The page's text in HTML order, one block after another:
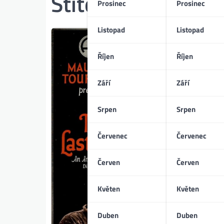
Prosinec
Listopad
Říjen
Září
Srpen
Červenec
Červen
Květen
Duben
Prosinec
Listopad
Říjen
Září
Srpen
Červenec
Červen
Květen
Duben